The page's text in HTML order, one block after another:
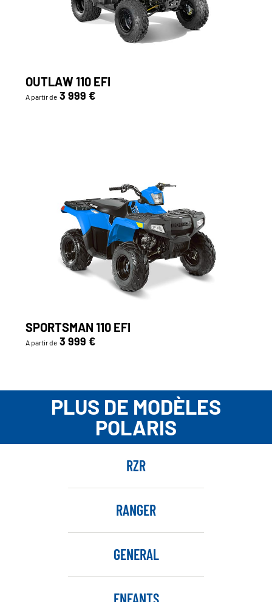
OUTLAW 110 EFI
A partir de 3 999 €
SPORTSMAN 110 EFI
A partir de 3 999 €
PLUS DE MODÈLES
POLARIS
RZR
RANGER
GENERAL
ENFANTS